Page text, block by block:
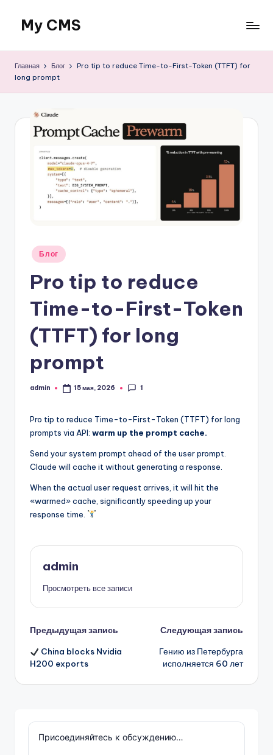
Перейти
содержимому
My CMS
WordPress
Главная Блог
Pro tip to reduce Time-to-First-Token (TTFT) for
long prompt
Опубликовано
Блог
Pro tip to reduce
Time-to-First-Token
(TTFT) for long
prompt
Запись
admin 15 мая, 2026 1
Pro tip to reduce Time-to-First-Token (TTFT) for long
prompts via API: warm up the prompt cache.
Send your system prompt ahead of the user prompt.
Claude will cache it without generating a response.
When the actual user request arrives, it will hit the
«warmed» cache, significantly speeding up your
response time.
admin
Просмотреть все записи
Навигация
записи
Предыдущая запись
China blocks Nvidia
H200 exports
Следующая запись
Гению из Петербурга
исполняется 60 лет